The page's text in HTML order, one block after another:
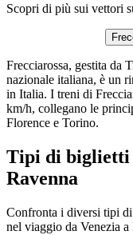
Scopri di più sui vettori
Frecciarossa, gestita da
nazionale italiana, è un
in Italia. I treni di
km/h, collegano le
Florence e Torino.
Tipi di biglietti
Ravenna
Confronta i diversi tipi
nel viaggio da Venezia a